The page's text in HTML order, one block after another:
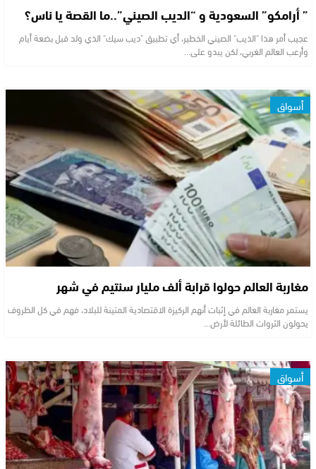
” أرامكو” السعودية و “الديب الصيني”..ما القصة يا ناس؟
عجيب أمر هذا "الذيب" الصيني الخطير، أي تطبيق "ديب سيك" الذي ولد قبل بضعة أيام
وأرعب العالم الغربي، لكن يبدو على…
أسواق
مغاربة العالم حولوا قرابة ألف مليار سنتيم في شهر
يستمر مغاربة العالم في إثبات أنهم الركيزة الاقتصادية المتينة للبلاد، فهم في كل الظروف
يحولون الثروات الطائلة لأرض…
أسواق